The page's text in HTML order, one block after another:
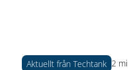
Aktuellt från Techtank 2